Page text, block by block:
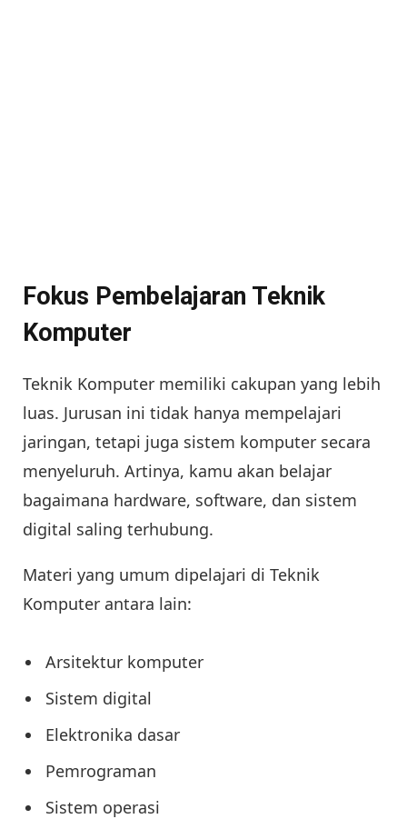
Fokus Pembelajaran Teknik
Komputer
Teknik Komputer memiliki cakupan yang lebih
luas. Jurusan ini tidak hanya mempelajari
jaringan, tetapi juga sistem komputer secara
menyeluruh. Artinya, kamu akan belajar
bagaimana hardware, software, dan sistem
digital saling terhubung.
Materi yang umum dipelajari di Teknik
Komputer antara lain:
Arsitektur komputer
Sistem digital
Elektronika dasar
Pemrograman
Sistem operasi